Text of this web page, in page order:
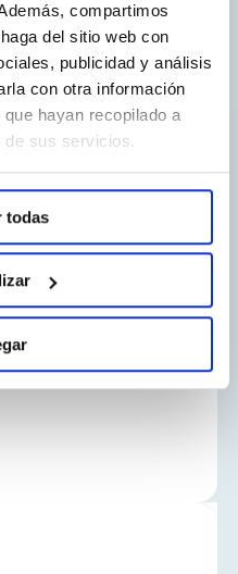
compartimos
del sitio web con
publicidad y análisis
con otra información
hayan recopilado a
de sus servicios.
todas